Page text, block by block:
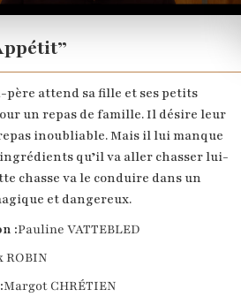
père attend sa fille et ses petits
un repas de famille. Il désire leur
inoubliable. Mais il lui manque
qu’il va aller chasser lui-
chasse va le conduire dans un
et dangereux.
:Pauline VATTEBLED
ROBIN
Margot CHRÉTIEN